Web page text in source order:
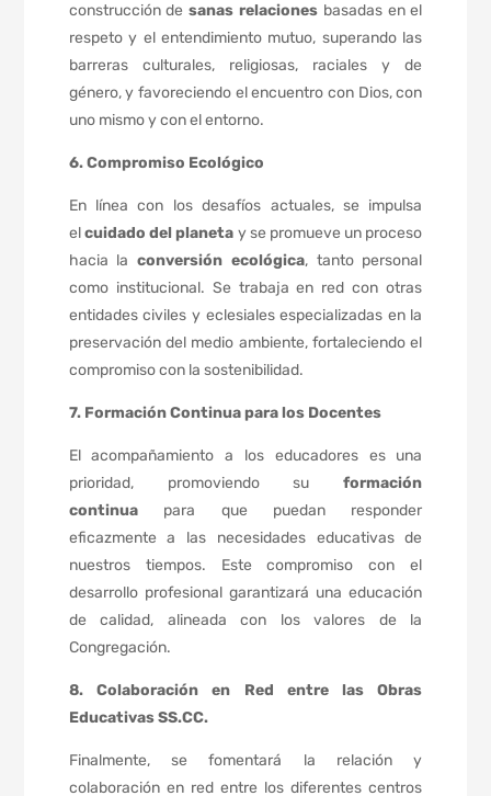
construcción de sanas relaciones basadas en el
respeto y el entendimiento mutuo, superando las
barreras culturales, religiosas, raciales y de
género, y favoreciendo el encuentro con Dios, con
uno mismo y con el entorno.
6. Compromiso Ecológico
En línea con los desafíos actuales, se impulsa
elcuidado del planeta y se promueve un proceso
hacia la conversión ecológica, tanto personal
como institucional. Se trabaja en red con otras
entidades civiles y eclesiales especializadas en la
preservación del medio ambiente, fortaleciendo el
compromiso con la sostenibilidad.
7. Formación Continua para los Docentes
El acompañamiento a los educadores es una
prioridad, promoviendo su
formación
continua
para que puedan responder
eficazmente a las necesidades educativas de
nuestros tiempos. Este compromiso con el
desarrollo profesional garantizará una educación
de calidad, alineada con los valores de la
Congregación.
8. Colaboración en Red entre las Obras
Educativas SS.CC.
Finalmente, se fomentará la relación y
colaboración en red entre los diferentes centros